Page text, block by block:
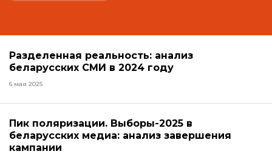
Разделенная реальность: анализ
беларусских СМИ в 2024 году
6 мая 2025
Пик поляризации. Выборы-2025 в
беларусских медиа: анализ завершения
кампании